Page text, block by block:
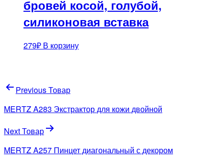
бровей косой, голубой,
силиконовая вставка
279₽ В корзину
Навигация
по
записям
Previous Товар
MERTZ A283 Экстрактор для кожи двойной
Next Товар
MERTZ A257 Пинцет диагональный с декором